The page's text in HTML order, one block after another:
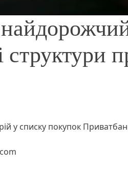
структури
у списку покупок